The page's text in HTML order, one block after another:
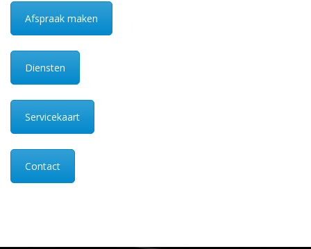
Afspraak maken
Diensten
Servicekaart
Contact